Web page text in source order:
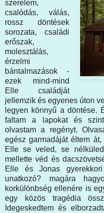
szerelem,
csalódás, válás,
rossz döntések
sorozata, családi
erőszak,
molesztálás,
érzelmi
bántalmazások -
ezek mind-mind
Elle családját
jellemzik és egyenes úton
legyen könnyű a döntése.
faltam a lapokat és
olvastam a regényt.
egész garmadáját éltem
Elle se veled, se
mellette véd és
Elle és Jonas
unatkozó? magára
korkülönbség ellenére is
egy közös tragédia
Idegeskedtem és